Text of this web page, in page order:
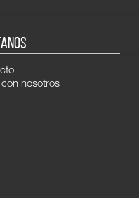
nosotros